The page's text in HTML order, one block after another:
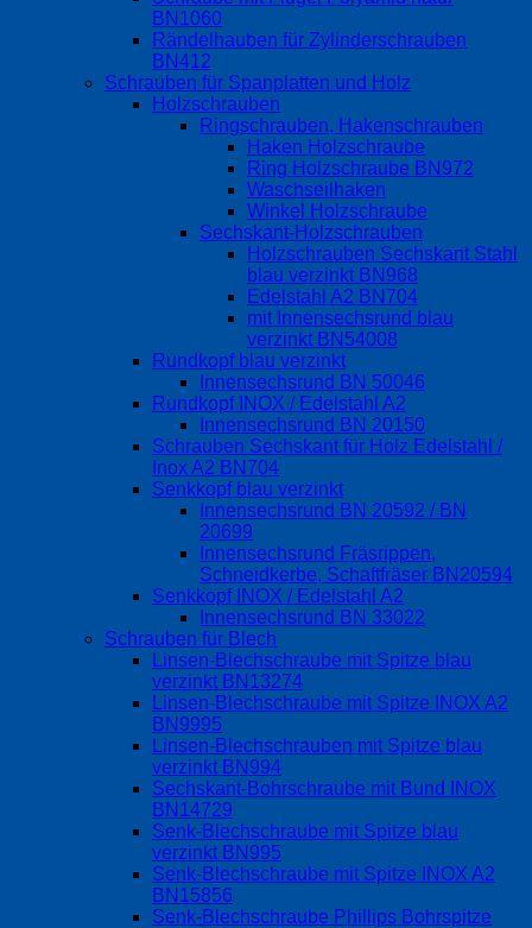
BN1060
Rändelhauben für Zylinderschrauben
BN412
Schrauben für Spanplatten und Holz
Holzschrauben
Ringschrauben, Hakenschrauben
Haken Holzschraube
Ring Holzschraube BN972
Waschseilhaken
Winkel Holzschraube
Sechskant-Holzschrauben
Holzschrauben Sechskant Stahl
blau verzinkt BN968
Edelstahl A2 BN704
mit Innensechsrund blau
verzinkt BN54008
Rundkopf blau verzinkt
Innensechsrund BN 50046
Rundkopf INOX / Edelstahl A2
Innensechsrund BN 20150
Schrauben Sechskant für Holz Edelstahl /
Inox A2 BN704
Senkkopf blau verzinkt
Innensechsrund BN 20592 / BN
20699
Innensechsrund Fräsrippen,
Schneidkerbe, Schaftfräser BN20594
Senkkopf INOX / Edelstahl A2
Innensechsrund BN 33022
Schrauben für Blech
Linsen-Blechschraube mit Spitze blau
verzinkt BN13274
Linsen-Blechschraube mit Spitze INOX A2
BN9995
Linsen-Blechschrauben mit Spitze blau
verzinkt BN994
Sechskant-Bohrschraube mit Bund INOX
BN14729
Senk-Blechschraube mit Spitze blau
verzinkt BN995
Senk-Blechschraube mit Spitze INOX A2
BN15856
Senk-Blechschraube Phillips Bohrspitze